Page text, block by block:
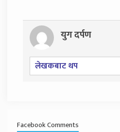
युग दर्पण
लेखकबाट थप
Facebook Comments